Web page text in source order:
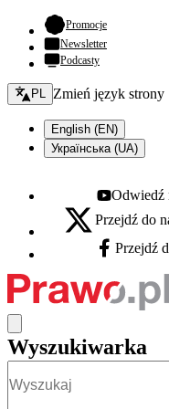
Promocje- otwiera się
Newsletter
Podcasty
Zmień język - bieżący:
PL Zmień język strony
English (EN)
Українська (UA)
Youtube -
Odwiedź
X - otwiera się w nowej
Przejdź do
Facebook -
Przejdź
Wyszukiwarka